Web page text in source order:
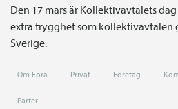
Den 17 mars är Kollektivavtalets
extra trygghet som kollektivavtalen
Sverige.
Om Fora Privat Företag
Parter